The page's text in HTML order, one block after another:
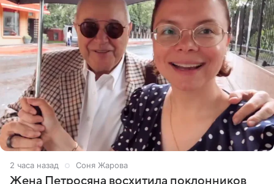
2 часа назад Соня Жарова
Жена Петросяна восхитила поклонников